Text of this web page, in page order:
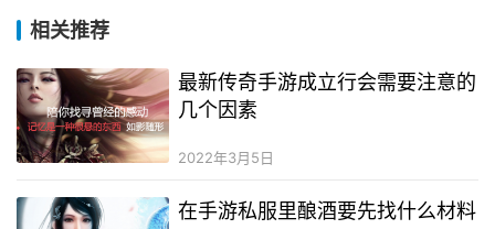
相关推荐
最新传奇手游成立行会需要注意的
几个因素
2022年3月5日
在手游私服里酿酒要先找什么材料